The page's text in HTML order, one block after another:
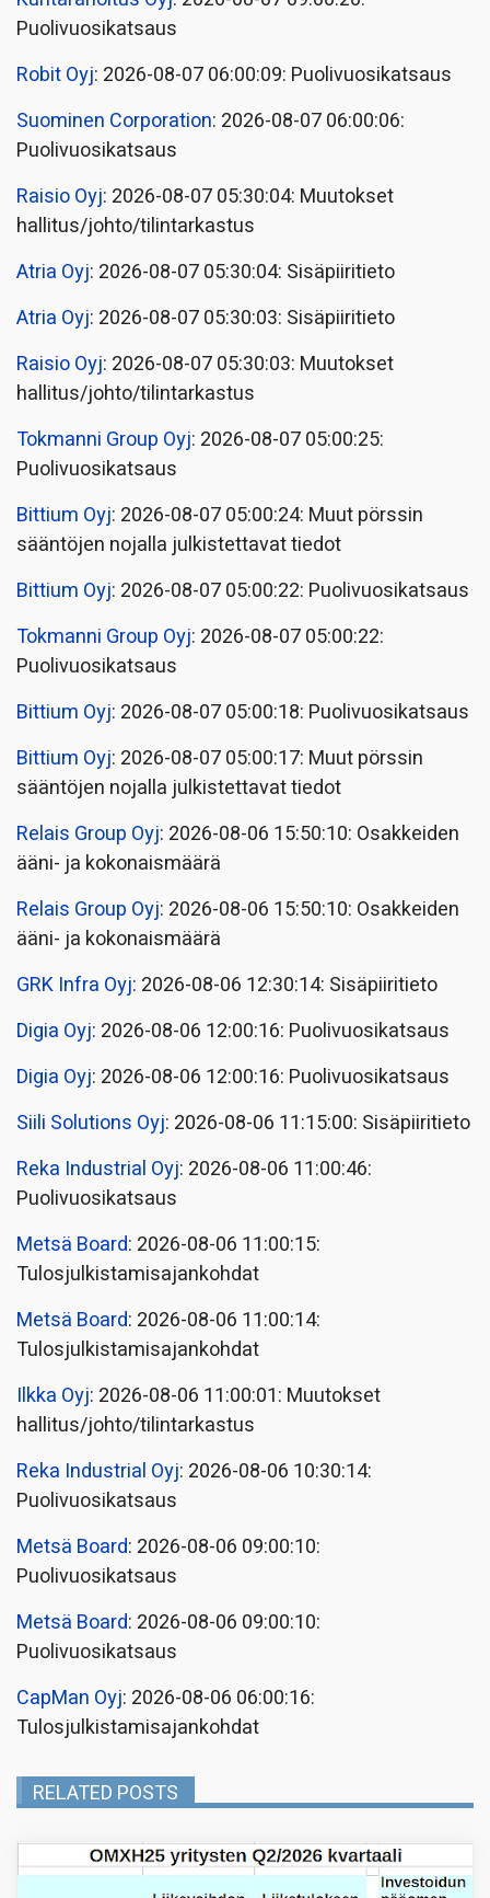
Puolivuosikatsaus
Robit Oyj: 2026-08-07 06:00:09: Puolivuosikatsaus
Suominen Corporation: 2026-08-07 06:00:06:
Puolivuosikatsaus
Raisio Oyj: 2026-08-07 05:30:04: Muutokset
hallitus/johto/tilintarkastus
Atria Oyj: 2026-08-07 05:30:04: Sisäpiiritieto
Atria Oyj: 2026-08-07 05:30:03: Sisäpiiritieto
Raisio Oyj: 2026-08-07 05:30:03: Muutokset
hallitus/johto/tilintarkastus
Tokmanni Group Oyj: 2026-08-07 05:00:25:
Puolivuosikatsaus
Bittium Oyj: 2026-08-07 05:00:24: Muut pörssin
sääntöjen nojalla julkistettavat tiedot
Bittium Oyj: 2026-08-07 05:00:22: Puolivuosikatsaus
Tokmanni Group Oyj: 2026-08-07 05:00:22:
Puolivuosikatsaus
Bittium Oyj: 2026-08-07 05:00:18: Puolivuosikatsaus
Bittium Oyj: 2026-08-07 05:00:17: Muut pörssin
sääntöjen nojalla julkistettavat tiedot
Relais Group Oyj: 2026-08-06 15:50:10: Osakkeiden
ääni- ja kokonaismäärä
Relais Group Oyj: 2026-08-06 15:50:10: Osakkeiden
ääni- ja kokonaismäärä
GRK Infra Oyj: 2026-08-06 12:30:14: Sisäpiiritieto
Digia Oyj: 2026-08-06 12:00:16: Puolivuosikatsaus
Digia Oyj: 2026-08-06 12:00:16: Puolivuosikatsaus
Siili Solutions Oyj: 2026-08-06 11:15:00: Sisäpiiritieto
Reka Industrial Oyj: 2026-08-06 11:00:46:
Puolivuosikatsaus
Metsä Board: 2026-08-06 11:00:15:
Tulosjulkistamisajankohdat
Metsä Board: 2026-08-06 11:00:14:
Tulosjulkistamisajankohdat
Ilkka Oyj: 2026-08-06 11:00:01: Muutokset
hallitus/johto/tilintarkastus
Reka Industrial Oyj: 2026-08-06 10:30:14:
Puolivuosikatsaus
Metsä Board: 2026-08-06 09:00:10:
Puolivuosikatsaus
Metsä Board: 2026-08-06 09:00:10:
Puolivuosikatsaus
CapMan Oyj: 2026-08-06 06:00:16:
Tulosjulkistamisajankohdat
RELATED POSTS